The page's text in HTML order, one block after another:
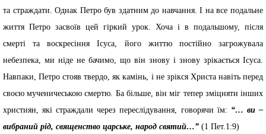
та страждати. Однак Петро був здатним до навчання. І на все подальне
життя Петро засвоїв цей гіркий урок. Хоча і в подальшому, після
смерті та воскресіння Ісуса, його життю постійно загрожувала
небезпека, ми ніде не бачимо, що він знову і знову зрікається Ісуса.
Навпаки, Петро стояв твердо, як камінь, і не зрікся Христа навіть перед
своєю мученичеською смертю. Ба більше, він міг тепер зміцняти інших
християн, які страждали через переслідування, говорячи їм: “… ви –
вибраний рід, священство царське, народ святий…” (1 Пет.1:9)